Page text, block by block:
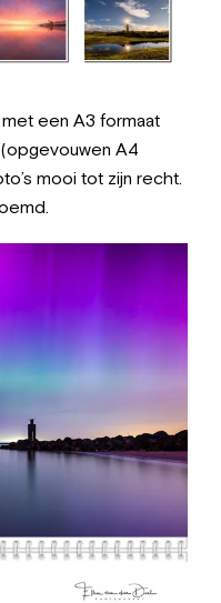
een A3 formaat
A4
mooi tot zijn recht.